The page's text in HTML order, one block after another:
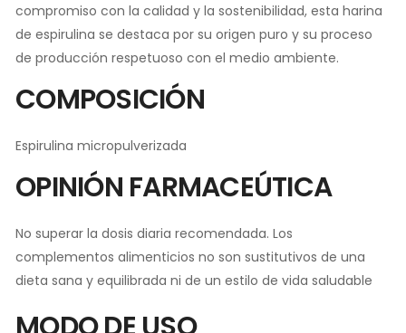
compromiso con la calidad y la sostenibilidad, esta harina
de espirulina se destaca por su origen puro y su proceso
de producción respetuoso con el medio ambiente.
COMPOSICIÓN
Espirulina micropulverizada
OPINIÓN FARMACEÚTICA
No superar la dosis diaria recomendada. Los
complementos alimenticios no son sustitutivos de una
dieta sana y equilibrada ni de un estilo de vida saludable